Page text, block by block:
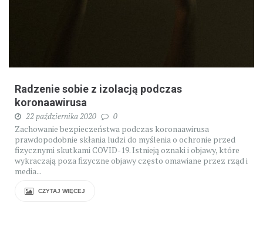
Radzenie sobie z izolacją podczas
koronaawirusa
22 października 2020 0
Zachowanie bezpieczeństwa podczas koronaawirusa
prawdopodobnie skłania ludzi do myślenia o ochronie przed
fizycznymi skutkami COVID-19. Istnieją oznaki i objawy, które
wykraczają poza fizyczne objawy często omawiane przez rząd i
media...
CZYTAJ WIĘCEJ